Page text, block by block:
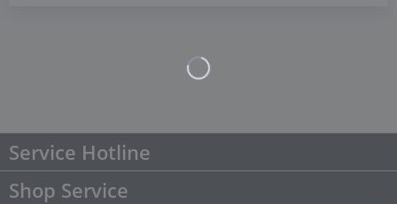
Service Hotline
Shop Service